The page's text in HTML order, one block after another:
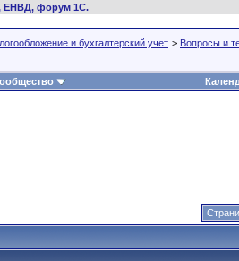
ЕНВД, форум 1С.
и бухгалтерский учет > Вопросы и